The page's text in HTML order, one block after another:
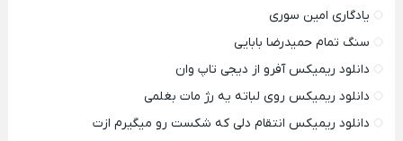
یادگاری امین سوری
سنگ تمام حمیدرضا بابایی
دانلود ریمیکس آفرو از ديجی تاپ وان
دانلود ریمیکس روی لباته یه رژ مات بغلمی
دانلود ریمیکس انتقام دلی که شکست رو میگیرم ازت